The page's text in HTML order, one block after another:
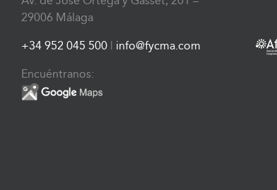
29006 Málaga
+34 952 045 500 info@fycma.com
Encuéntranos: